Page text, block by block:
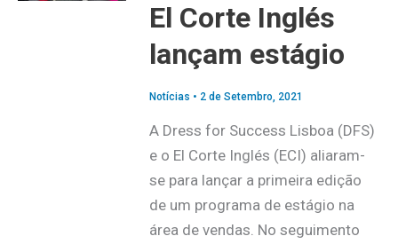
El Corte Inglés
lançam estágio
Notícias • 2 de Setembro, 2021
A Dress for Success Lisboa (DFS)
e o El Corte Inglés (ECI) aliaram-
se para lançar a primeira edição
de um programa de estágio na
área de vendas. No seguimento